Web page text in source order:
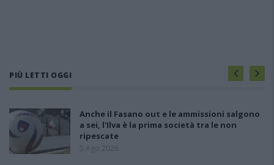
PIÙ LETTI OGGI
Anche il Fasano out e le ammissioni salgono
a sei, l'Ilva è la prima società tra le non
ripescate
5 Ago 2026